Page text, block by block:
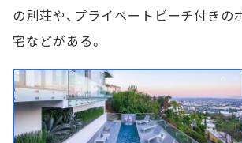
の別荘や、プライベートビーチ付きの
宅などがある。